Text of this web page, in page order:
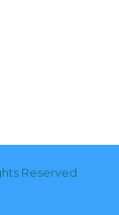
Reserved